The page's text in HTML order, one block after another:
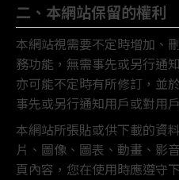
二、本網站保留的權利
本網站視需要不定時增加、
務功能，無需事先或另行通
亦可能不定時有所修訂，並
事先或另行通知用戶或對用
本網站所張貼或供下載的資
片、圖像、圖表、動畫、影
頁內容，您在使用時應遵守